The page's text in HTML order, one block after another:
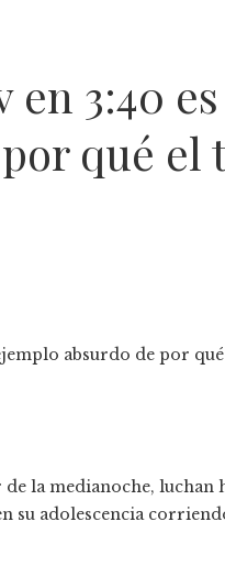
en 3:40
qué el
la medianoche, luchan
su adolescencia